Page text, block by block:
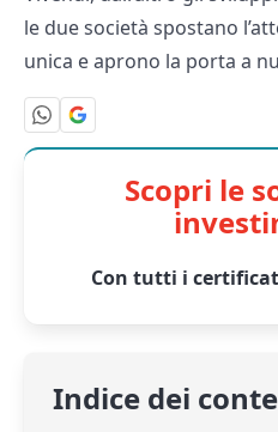
le due società spostano
unica e aprono la porta a
Scopri le
Con tutti i
Indice dei